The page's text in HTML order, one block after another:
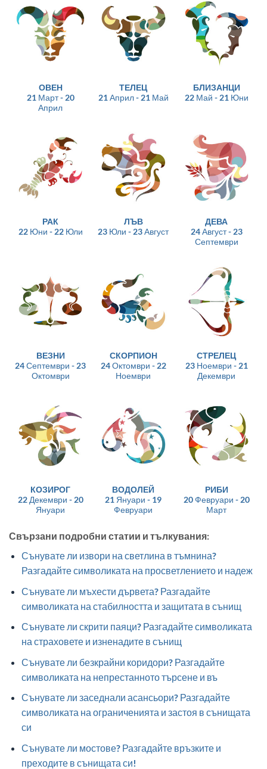
ОВЕН
21 Март - 20
Април
ТЕЛЕЦ
21 Април - 21 Май
БЛИЗАНЦИ
22 Май - 21 Юни
РАК
22 Юни - 22 Юли
ЛЪВ
23 Юли - 23 Август
ДЕВА
24 Август - 23
Септември
ВЕЗНИ
24 Септември - 23
Октомври
СКОРПИОН
24 Октомври - 22
Ноември
СТРЕЛЕЦ
23 Ноември - 21
Декември
КОЗИРОГ
22 Декември - 20
Януари
ВОДОЛЕЙ
21 Януари - 19
Февруари
РИБИ
20 Февруари - 20
Март
Свързани подробни статии и тълкувания:
Сънувате ли извори на светлина в тъмнина?
Разгадайте символиката на просветлението и надеж
Сънувате ли мъхести дървета? Разгадайте
символиката на стабилността и защитата в сънищ
Сънувате ли скрити паяци? Разгадайте символиката
на страховете и изненадите в сънищ
Сънувате ли безкрайни коридори? Разгадайте
символиката на непрестанното търсене и въ
Сънувате ли заседнали асансьори? Разгадайте
символиката на ограниченията и застоя в сънищата
си
Сънувате ли мостове? Разгадайте връзките и
преходите в сънищата си!